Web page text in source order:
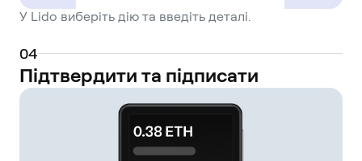
including smart contract vulnerabilities and
liquid staking token and its underlying
asset.
У Lido виберіть дію та введіть деталі.
04
Підтвердити та підписати